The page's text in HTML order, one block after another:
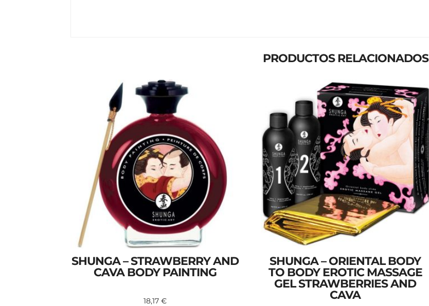
PRODUCTOS RELACIONADOS
SHUNGA – STRAWBERRY AND
CAVA BODY PAINTING
18,17 €
SHUNGA – ORIENTAL BODY
TO BODY EROTIC MASSAGE
GEL STRAWBERRIES AND
CAVA